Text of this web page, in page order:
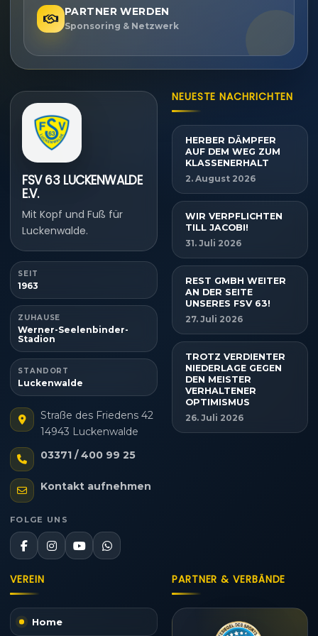
PARTNER WERDEN
Sponsoring & Netzwerk
FSV 63 LUCKENWALDE
E.V.
Mit Kopf und Fuß für
Luckenwalde.
SEIT
1963
ZUHAUSE
Werner-Seelenbinder-
Stadion
STANDORT
Luckenwalde
Straße des Friedens 42
14943 Luckenwalde
03371 / 400 99 25
Kontakt aufnehmen
FOLGE UNS
NEUESTE NACHRICHTEN
HERBER DÄMPFER
AUF DEM WEG ZUM
KLASSENERHALT
2. August 2026
WIR VERPFLICHTEN
TILL JACOBI!
31. Juli 2026
REST GMBH WEITER
AN DER SEITE
UNSERES FSV 63!
27. Juli 2026
TROTZ VERDIENTER
NIEDERLAGE GEGEN
DEN MEISTER
VERHALTENER
OPTIMISMUS
26. Juli 2026
VEREIN
Home
PARTNER & VERBÄNDE